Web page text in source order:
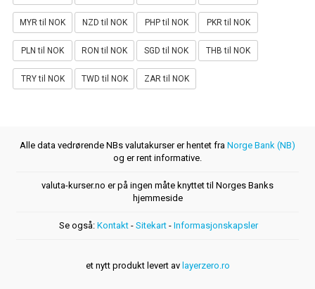
MYR til NOK NZD til NOK PHP til NOK PKR til NOK
PLN til NOK RON til NOK SGD til NOK THB til NOK
TRY til NOK TWD til NOK ZAR til NOK
Alle data vedrørende NBs valutakurser er hentet fra Norge Bank (NB)
og er rent informative.
valuta-kurser.no er på ingen måte knyttet til Norges Banks
hjemmeside
Se også: Kontakt - Sitekart - Informasjonskapsler
et nytt produkt levert av layerzero.ro